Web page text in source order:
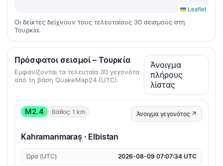
Leaflet
Οι δείκτες δείχνουν τους τελευταίους 30 σεισμούς στη
Τουρκία.
Πρόσφατοι σεισμοί – Τουρκία
Εμφανίζονται τα τελευταία 30 γεγονότα
από τη βάση QuakeMap24 (UTC).
Άνοιγμα
πλήρους
λίστας
M2.4 Βάθος: 1 km Άνοιγμα γεγονότος ↗
Kahramanmaraş · Elbistan
Ώρα (UTC) 2026-08-09 07:07:34 UTC